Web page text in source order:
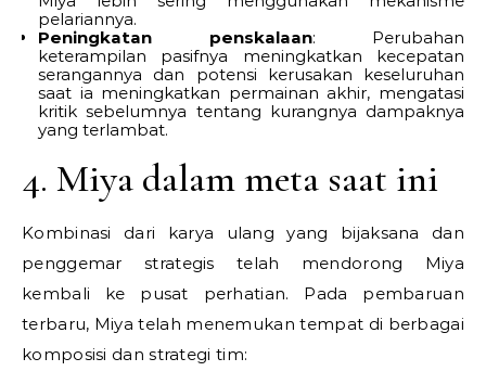
pelariannya.
Peningkatan penskalaan: Perubahan
keterampilan pasifnya meningkatkan kecepatan
serangannya dan potensi kerusakan keseluruhan
saat ia meningkatkan permainan akhir, mengatasi
kritik sebelumnya tentang kurangnya dampaknya
yang terlambat.
4. Miya dalam meta saat ini
Kombinasi dari karya ulang yang bijaksana dan
penggemar strategis telah mendorong Miya
kembali ke pusat perhatian. Pada pembaruan
terbaru, Miya telah menemukan tempat di berbagai
komposisi dan strategi tim: